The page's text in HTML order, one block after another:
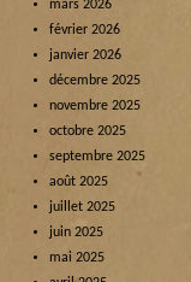
mars 2026
février 2026
janvier 2026
décembre 2025
novembre 2025
octobre 2025
septembre 2025
août 2025
juillet 2025
juin 2025
mai 2025